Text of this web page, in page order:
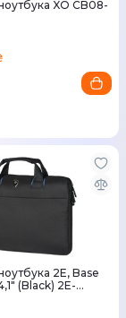
XO CB08-
2E, Base